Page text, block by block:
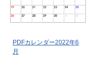
PDFカレンダー2022年6
月